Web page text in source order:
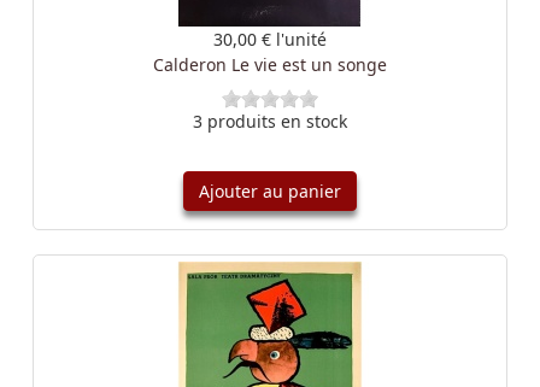
30,00 € l'unité
Calderon Le vie est un songe
3 produits en stock
Ajouter au panier